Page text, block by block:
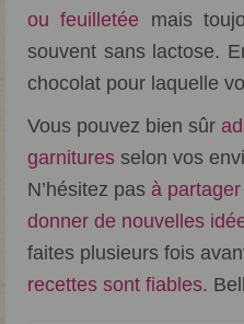
Mes livres sans gluten
ou feuilletée mais
souvent sans lactose.
chocolat pour laquelle
Vous pouvez bien sûr
garnitures selon vos
N’hésitez pas à
donner de nouvelles
faites plusieurs fois
recettes sont fiables.